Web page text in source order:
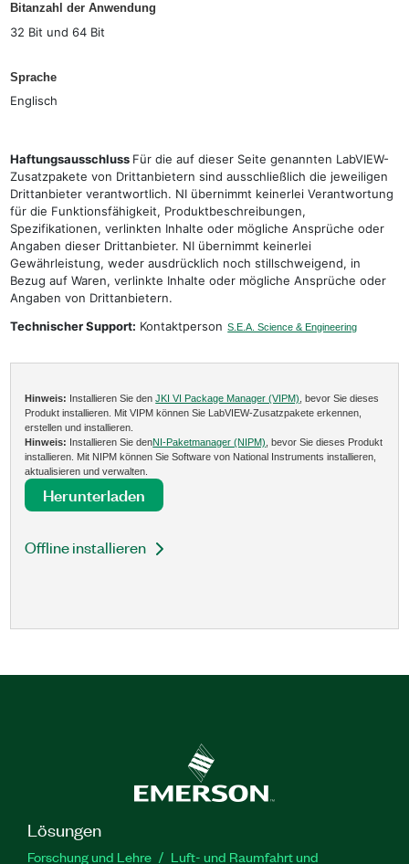
Bitanzahl der Anwendung
32 Bit und 64 Bit
Sprache
Englisch
Haftungsausschluss Für die auf dieser Seite genannten LabVIEW-
Zusatzpakete von Drittanbietern sind ausschließlich die jeweiligen
Drittanbieter verantwortlich. NI übernimmt keinerlei Verantwortung
für die Funktionsfähigkeit, Produktbeschreibungen,
Spezifikationen, verlinkten Inhalte oder mögliche Ansprüche oder
Angaben dieser Drittanbieter. NI übernimmt keinerlei
Gewährleistung, weder ausdrücklich noch stillschweigend, in
Bezug auf Waren, verlinkte Inhalte oder mögliche Ansprüche oder
Angaben von Drittanbietern.
Technischer Support: Kontaktperson S.E.A. Science & Engineering
Hinweis: Installieren Sie denJKI VI Package Manager (VIPM) , bevor Sie dieses
Produkt installieren. Mit VIPM können Sie LabVIEW-Zusatzpakete erkennen,
erstellen und installieren.
Hinweis: Installieren Sie denNI-Paketmanager (NIPM) , bevor Sie dieses Produkt
installieren. Mit NIPM können Sie Software von National Instruments installieren,
aktualisieren und verwalten.
Herunterladen
Offline installieren
Lösungen
Forschung und Lehre
Luft- und Raumfahrt und